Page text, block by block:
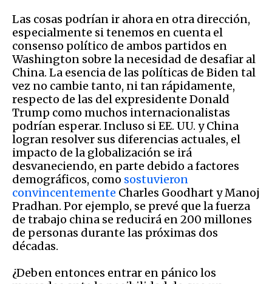
Las cosas podrían ir ahora en otra dirección,
especialmente si tenemos en cuenta el
consenso político de ambos partidos en
Washington sobre la necesidad de desafiar al
China. La esencia de las políticas de Biden tal
vez no cambie tanto, ni tan rápidamente,
respecto de las del expresidente Donald
Trump como muchos internacionalistas
podrían esperar. Incluso si EE. UU. y China
logran resolver sus diferencias actuales, el
impacto de la globalización se irá
desvaneciendo, en parte debido a factores
demográficos, como sostuvieron
convincentemente Charles Goodhart y Manoj
Pradhan. Por ejemplo, se prevé que la fuerza
de trabajo china se reducirá en 200 millones
de personas durante las próximas dos
décadas.
¿Deben entonces entrar en pánico los